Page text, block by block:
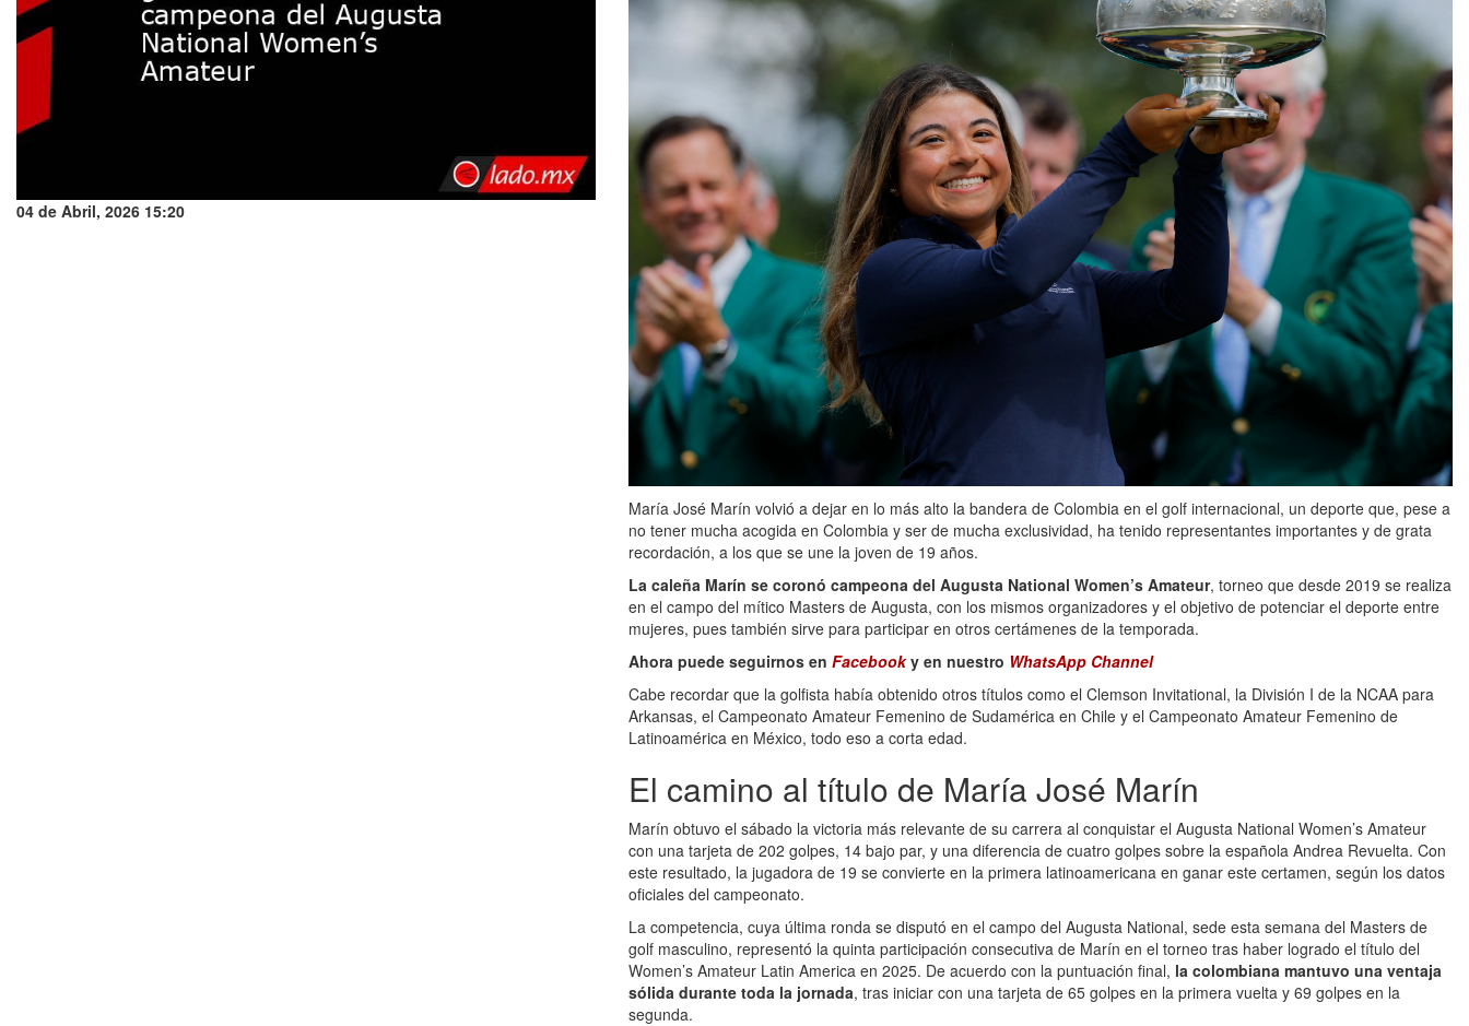
04 de Abril, 2026 15:20
María José Marín volvió a dejar en lo más alto la bandera de Colombia en el golf internacional, un deporte que, pese a
no tener mucha acogida en Colombia y ser de mucha exclusividad, ha tenido representantes importantes y de grata
recordación, a los que se une la joven de 19 años.
La caleña Marín se coronó campeona del Augusta National Women’s Amateur, torneo que desde 2019 se realiza
en el campo del mítico Masters de Augusta, con los mismos organizadores y el objetivo de potenciar el deporte entre
mujeres, pues también sirve para participar en otros certámenes de la temporada.
Ahora puede seguirnos en Facebooky en nuestro WhatsApp Channel
Cabe recordar que la golfista había obtenido otros títulos como el Clemson Invitational, la División I de la NCAA para
Arkansas, el Campeonato Amateur Femenino de Sudamérica en Chile y el Campeonato Amateur Femenino de
Latinoamérica en México, todo eso a corta edad.
El camino al título de María José Marín
Marín obtuvo el sábado la victoria más relevante de su carrera al conquistar el Augusta National Women’s Amateur
con una tarjeta de 202 golpes, 14 bajo par, y una diferencia de cuatro golpes sobre la española Andrea Revuelta. Con
este resultado, la jugadora de 19 se convierte en la primera latinoamericana en ganar este certamen, según los datos
oficiales del campeonato.
La competencia, cuya última ronda se disputó en el campo del Augusta National, sede esta semana del Masters de
golf masculino, representó la quinta participación consecutiva de Marín en el torneo tras haber logrado el título del
Women’s Amateur Latin America en 2025. De acuerdo con la puntuación final, la colombiana mantuvo una ventaja
sólida durante toda la jornada, tras iniciar con una tarjeta de 65 golpes en la primera vuelta y 69 golpes en la
segunda.